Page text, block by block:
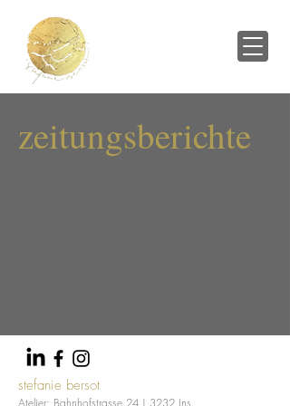
zeitungsberichte
stefanie bersot
Atelier: Bahnhofstrasse 24 | 3232 Ins